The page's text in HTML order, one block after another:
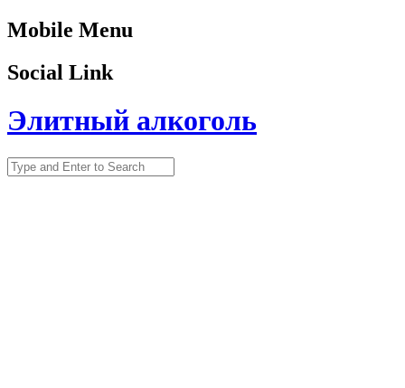
Mobile Menu
Social Link
Элитный алкоголь